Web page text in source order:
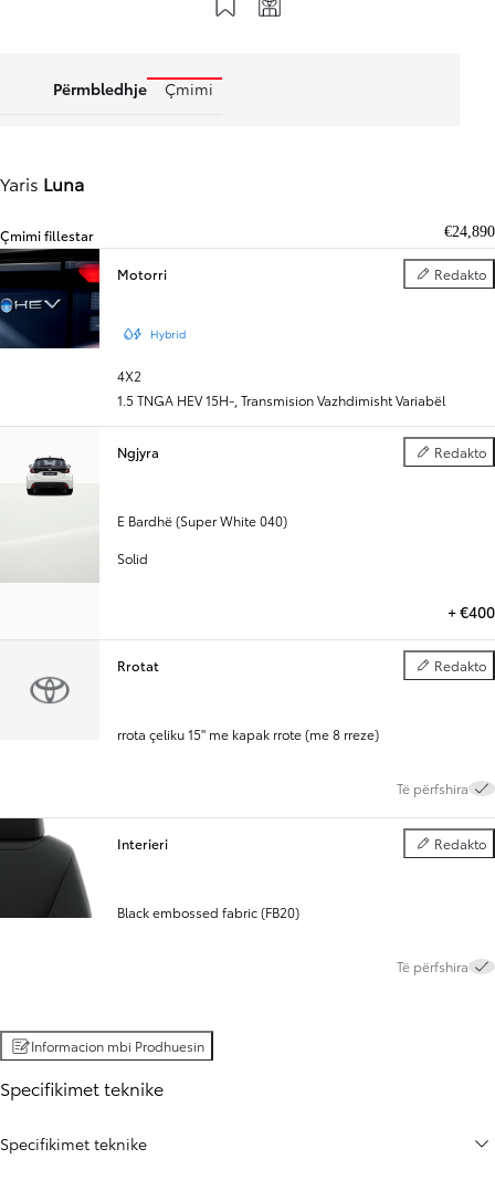
Përmbledhje Çmimi
Yaris Luna
Çmimi fillestar €24,890
Motorri Redakto
Motorri
Hybrid
4X2
1.5 TNGA HEV 15H-, Transmision Vazhdimisht Variabël
Ngjyra Redakto
Ngjyra
E Bardhë (Super White 040)
Solid
+€400
Rrotat Redakto
Rrotat
rrota çeliku 15" me kapak rrote (me 8 rreze)
Të përfshira
Interieri Redakto
Interieri
Black embossed fabric (FB20)
Të përfshira
Informacion mbi Prodhuesin
Specifikimet teknike
Specifikimet teknike